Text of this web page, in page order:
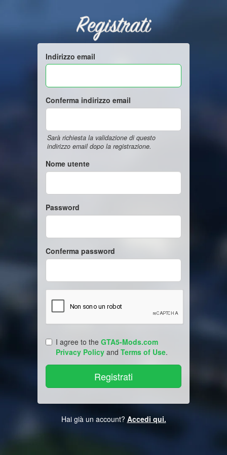
Registrati
Indirizzo email
Conferma indirizzo email
Sarà richiesta la validazione di questo
indirizzo email dopo la registrazione.
Nome utente
Password
Conferma password
I agree to the GTA5-Mods.com
Privacy Policy and Terms of Use.
Hai già un account? Accedi qui.